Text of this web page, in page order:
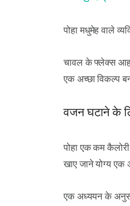
पोहा मधुमेह वाले
चावल के फ्लेक्स
एक अच्छा विकल्प
वजन घटाने के
पोहा एक कम
खाए जाने योग्य एक
एक अध्ययन के